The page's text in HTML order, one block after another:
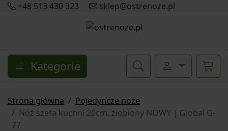
+48 513 430 323 sklep@ostrenoze.pl
Kategorie
Strona główna
Pojedyncze noże
Nóż szefa kuchni 20cm, żłobiony NOWY | Global G-
77